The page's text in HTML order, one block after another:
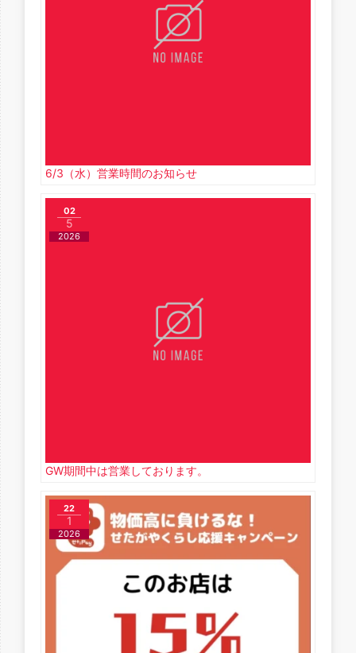
6/3（水）営業時間のお知らせ
GW期間中は営業しております。
02
5
2026
22
1
2026